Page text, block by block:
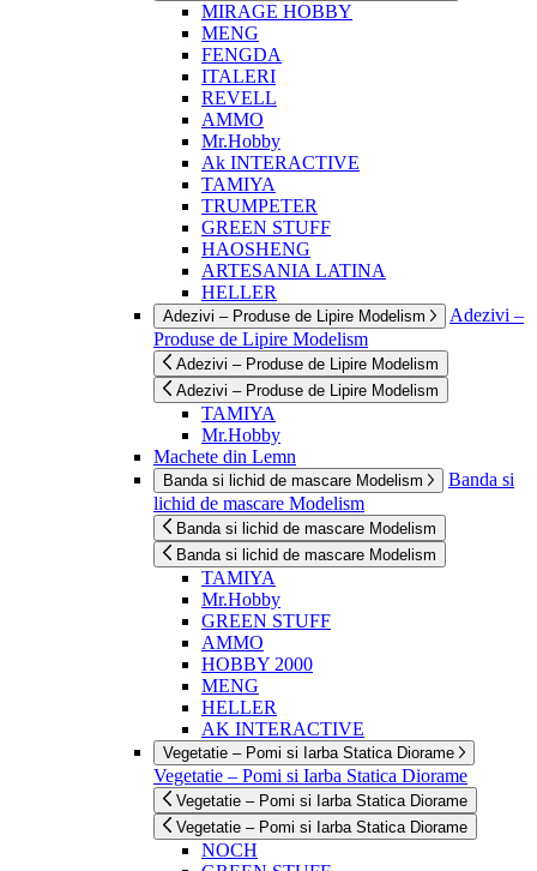
MIRAGE HOBBY
MENG
FENGDA
ITALERI
REVELL
AMMO
Mr.Hobby
Ak INTERACTIVE
TAMIYA
TRUMPETER
GREEN STUFF
HAOSHENG
ARTESANIA LATINA
HELLER
Adezivi – Produse de Lipire Modelism
Adezivi –
Produse de Lipire Modelism
Adezivi – Produse de Lipire Modelism
Adezivi – Produse de Lipire Modelism
TAMIYA
Mr.Hobby
Machete din Lemn
Banda si lichid de mascare Modelism
Banda si
lichid de mascare Modelism
Banda si lichid de mascare Modelism
Banda si lichid de mascare Modelism
TAMIYA
Mr.Hobby
GREEN STUFF
AMMO
HOBBY 2000
MENG
HELLER
AK INTERACTIVE
Vegetatie – Pomi si Iarba Statica Diorame
Vegetatie – Pomi si Iarba Statica Diorame
Vegetatie – Pomi si Iarba Statica Diorame
Vegetatie – Pomi si Iarba Statica Diorame
NOCH